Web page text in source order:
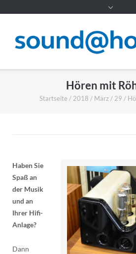
Hören mit
Startseite / 2018 / März / 29 /
Haben Sie
Spaß an
der Musik
und an
Ihrer Hifi-
Anlage?
Dann